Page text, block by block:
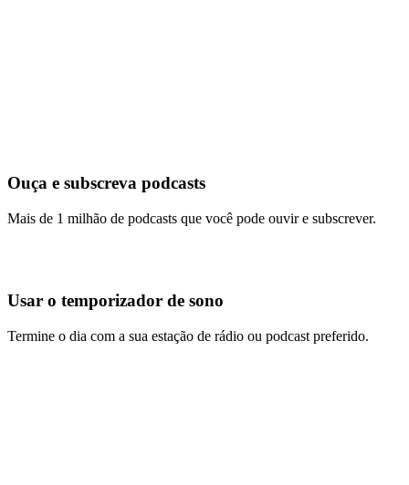
Ouça e subscreva podcasts
Mais de 1 milhão de podcasts que você pode ouvir e subscrever.
Usar o temporizador de sono
Termine o dia com a sua estação de rádio ou podcast preferido.